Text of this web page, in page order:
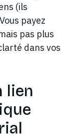
(ils
payez
pas plus
dans vos
lien